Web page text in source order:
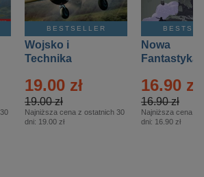
BESTSELLER
Wojsko i
Technika
Specjalne –
Eprasa – 2/2026
19.00 zł
19.00 zł
Najniższa cena z ostatnich 30
dni: 19.00 zł
Nowa
Fantastyka
16.90 zł
16.90 zł
Najniższa cena z
dni: 16.90 zł